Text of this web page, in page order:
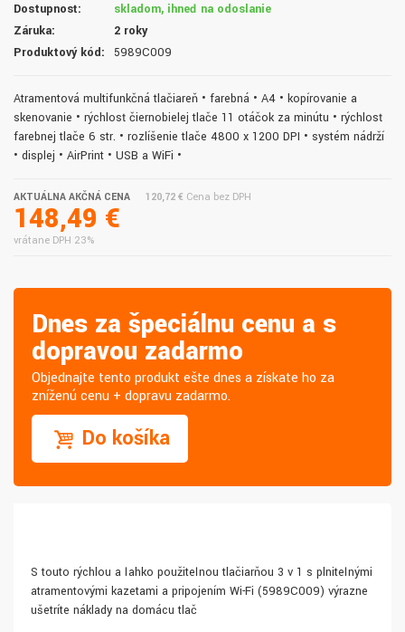
Dostupnosť:
skladom, ihneď na odoslanie
Záruka:
2 roky
Produktový kód:
5989C009
Atramentová multifunkčná tlačiareň • farebná • A4 • kopírovanie a
skenovanie • rýchlosť čiernobielej tlače 11 otáčok za minútu • rýchlosť
farebnej tlače 6 str. • rozlíšenie tlače 4800 x 1200 DPI • systém nádrží
• displej • AirPrint • USB a WiFi •
AKTUÁLNA AKČNÁ CENA
148,49 €
vrátane DPH 23%
120,72 € Cena bez DPH
Dnes za špeciálnu cenu a s
dopravou zadarmo
Objednajte tento produkt ešte dnes a získate ho za
zníženú cenu + dopravu zadarmo.
Do košíka
S touto rýchlou a ľahko použiteľnou tlačiarňou 3 v 1 s plniteľnými
atramentovými kazetami a pripojením Wi-Fi (5989C009) výrazne
ušetríte náklady na domácu tlač